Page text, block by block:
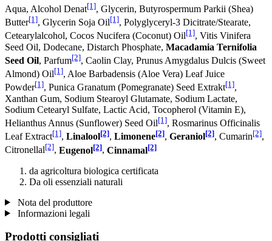
Aqua, Alcohol Denat[1], Glycerin, Butyrospermum Parkii (Shea)
Butter[1], Glycerin Soja Oil[1], Polyglyceryl-3 Dicitrate/Stearate,
Cetearylalcohol, Cocos Nucifera (Coconut) Oil[1], Vitis Vinifera
Seed Oil, Dodecane, Distarch Phosphate, Macadamia Ternifolia
Seed Oil, Parfum[2], Caolin Clay, Prunus Amygdalus Dulcis (Sweet
Almond) Oil[1], Aloe Barbadensis (Aloe Vera) Leaf Juice
Powder[1], Punica Granatum (Pomegranate) Seed Extrakt[1],
Xanthan Gum, Sodium Stearoyl Glutamate, Sodium Lactate,
Sodium Cetearyl Sulfate, Lactic Acid, Tocopherol (Vitamin E),
Helianthus Annus (Sunflower) Seed Oil[1], Rosmarinus Officinalis
Leaf Extract[1], Linalool[2], Limonene[2], Geraniol[2], Cumarin[2],
Citronellal[2], Eugenol[2], Cinnamal[2]
da agricoltura biologica certificata
Da oli essenziali naturali
Nota del produttore
Informazioni legali
Prodotti consigliati